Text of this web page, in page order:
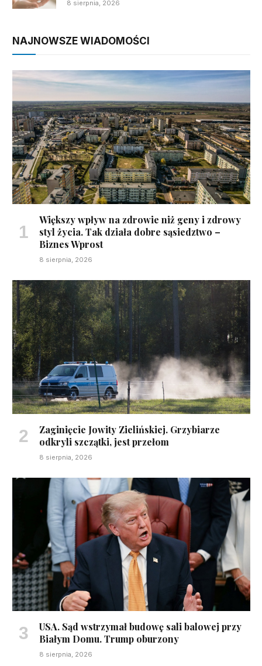
8 sierpnia, 2026
NAJNOWSZE WIADOMOŚCI
Większy wpływ na zdrowie niż geny i zdrowy
styl życia. Tak działa dobre sąsiedztwo –
Biznes Wprost
8 sierpnia, 2026
Zaginięcie Jowity Zielińskiej. Grzybiarze
odkryli szczątki, jest przełom
8 sierpnia, 2026
USA. Sąd wstrzymał budowę sali balowej przy
Białym Domu. Trump oburzony
8 sierpnia, 2026